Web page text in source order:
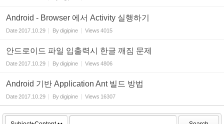
Android - Browser 에서 Activity 실행하기
Date2017.10.29 Bydigipine Views 4015
안드로이드 파일 입출력시 한글 깨짐 문제
Date2017.10.29 Bydigipine Views 4806
Android 기반 Application Ant 빌드 방법
Date2017.10.29 Bydigipine Views 16307